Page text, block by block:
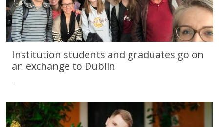
Institution students and graduates go on an exchange to Dublin
Institution students and graduates go on
an exchange to Dublin
-